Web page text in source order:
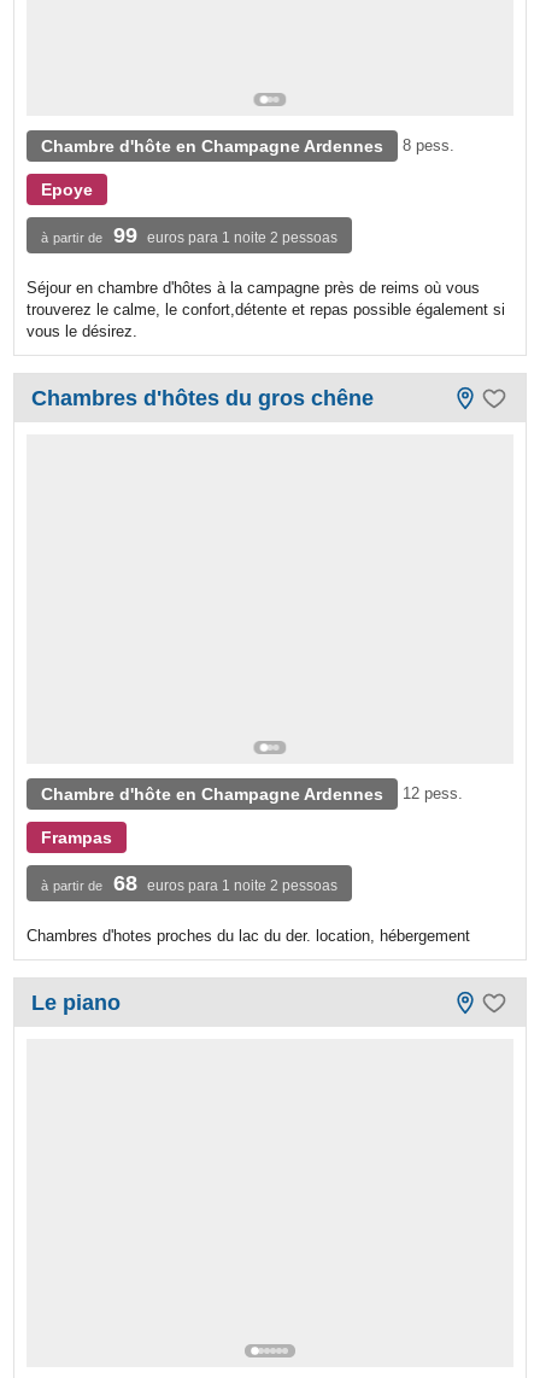
Chambre d'hôte en Champagne Ardennes 8 pess.
Epoye
à partir de 99 euros para 1 noite 2 pessoas
Séjour en chambre d'hôtes à la campagne près de reims où vous
trouverez le calme, le confort,détente et repas possible également si
vous le désirez.
Chambres d'hôtes du gros chêne
Chambre d'hôte en Champagne Ardennes 12 pess.
Frampas
à partir de 68 euros para 1 noite 2 pessoas
Chambres d'hotes proches du lac du der. location, hébergement
Le piano